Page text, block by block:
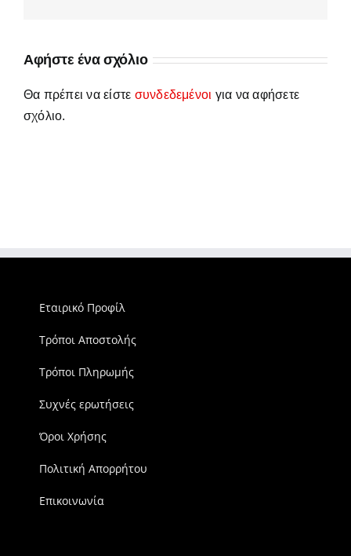
Αφήστε ένα σχόλιο
Θα πρέπει να είστε συνδεδεμένοι για να αφήσετε
σχόλιο.
Εταιρικό Προφίλ
Τρόποι Αποστολής
Τρόποι Πληρωμής
Συχνές ερωτήσεις
Όροι Χρήσης
Πολιτική Απορρήτου
Επικοινωνία